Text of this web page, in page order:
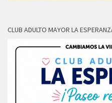
CLUB ADULTO MAYOR LA